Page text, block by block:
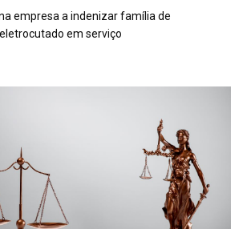
empresa a indenizar família de
em serviço